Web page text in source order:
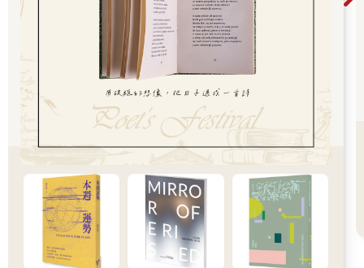
岸，浪花飛濺，如千堆白雪，讓人不禁感慨：如畫的江山，不知
曾孕育了多少英雄豪傑！
蘇軾想起了著名的英雄周瑜。周瑜二十四歲就擔任建威中郎將，
三十三歲指揮赤壁之戰，打敗了當時不可一世的曹操，可謂人中
豪傑。而且周瑜娶了吳地最美的兩姐妹之一的小喬，英雄美女，
人生真可以說是完美了。他指揮赤壁之戰的時候，搖著羽扇，戴
著綸巾，從容不迫，指揮若定，似乎只在談笑間，就把曹操的百
萬大軍打得丟盔棄甲，潰不成軍。想到這些，再聯想到自己，蘇
軾不禁自嘲：看來我真是自作多情了，憂心太多，連頭髮都過早
夢，他端起一杯酒，緩緩灑在江邊，祭奠江水和月亮，讓所有的
痛苦和不快，都隨著這江水流去，再也不回來。
黃州之貶是蘇軾生平遭遇的第一次重大磨難，也是他思想轉變的
轉折點。在這裡，他成了蘇東坡，開始用豁達樂觀來消解人世間
的痛苦與悲涼，而後來他甚至還被貶到惠州、儋州（今海南